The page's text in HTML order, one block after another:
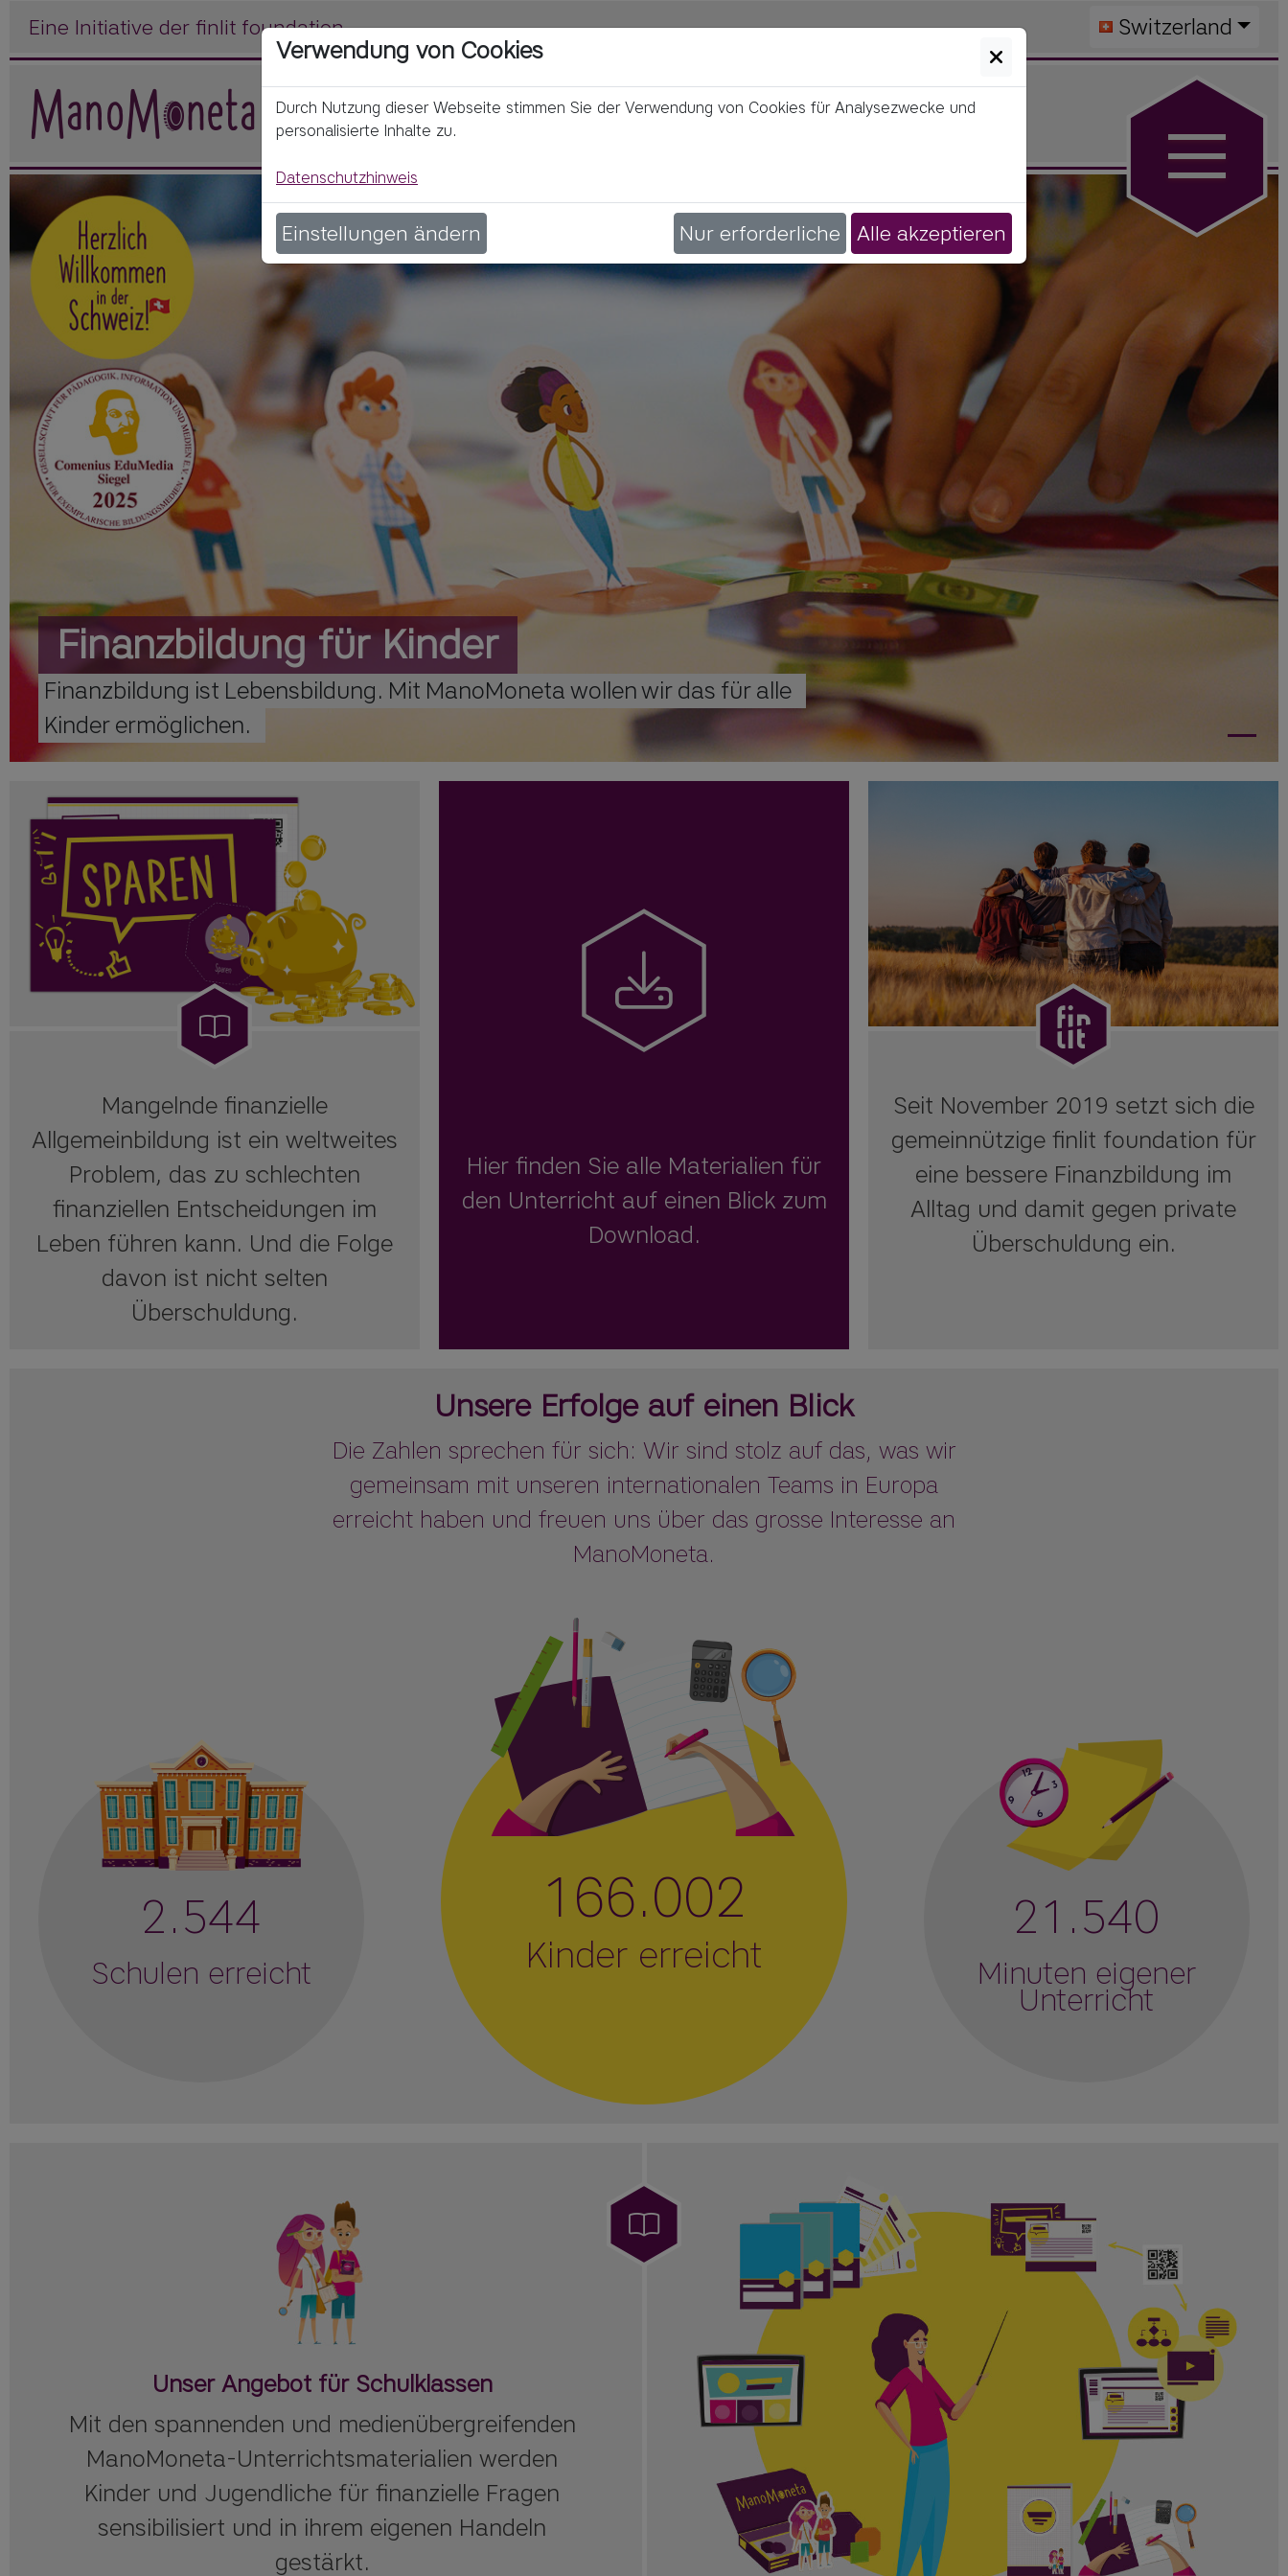
Eine Initiative der finlit foundation Switzerland
Finanzbildung für Kinder
Finanzbildung ist Lebensbildung. Mit ManoMoneta wollenwir das für alle
Kinder ermöglichen.
Mangelnde finanzielle
Allgemeinbildung ist ein weltweites
Problem, das zu schlechten
finanziellen Entscheidungen im
Leben führen kann. Und die Folge
davon ist nicht selten
Überschuldung.
Hier finden Sie alle Materialien für
den Unterricht auf einen Blick zum
Download.
Seit November 2019 setzt sich die
gemeinnützige finlit foundation für
eine bessere Finanzbildung im
Alltag und damit gegen private
Überschuldung ein.
Unsere Erfolge auf einen Blick
Die Zahlen sprechen für sich: Wir sind stolz auf das, was wir
gemeinsam mit unseren internationalen Teams in Europa
erreicht haben und freuen uns über das grosse Interesse an
ManoMoneta.
2.544
Schulen erreicht
166.002
Kinder erreicht
21.540
Minuten eigener
Unterricht
Unser Angebot für Schulklassen
Mit den spannenden und medienübergreifenden
ManoMoneta-Unterrichtsmaterialien werden
Kinder und Jugendliche für finanzielle Fragen
sensibilisiert und in ihrem eigenen Handeln
gestärkt.
Verwendung von Cookies
Durch Nutzung dieser Webseite stimmen Sie der Verwendung von Cookies für Analysezwecke und
personalisierte Inhalte zu.
Datenschutzhinweis
Einstellungen ändern Nur erforderliche Alle akzeptieren